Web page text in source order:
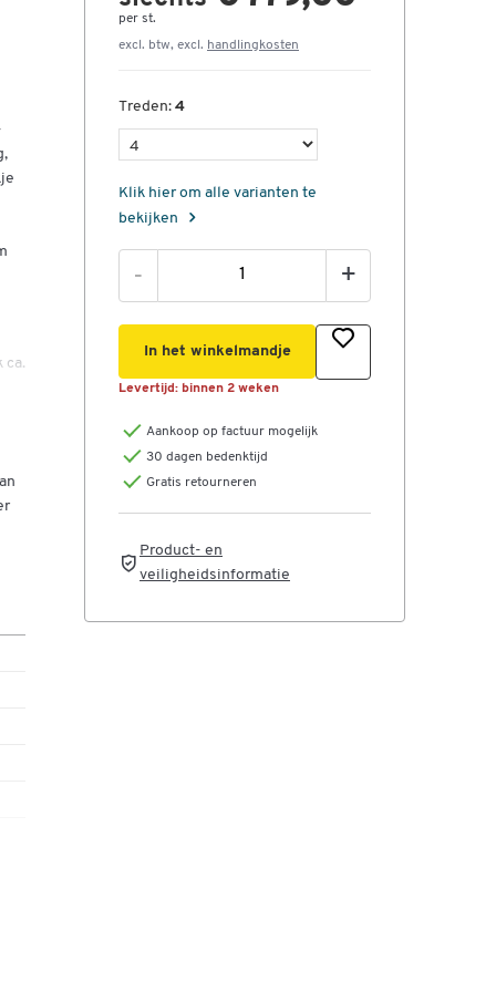
ca.
per st.
excl. btw, excl. handlingkosten
Treden: 4
Klik hier om alle varianten te
bekijken
- +
In het winkelmandje
Levertijd: binnen 2 weken
Aankoop op factuur mogelijk
30 dagen bedenktijd
Gratis retourneren
Product- en
veiligheidsinformatie